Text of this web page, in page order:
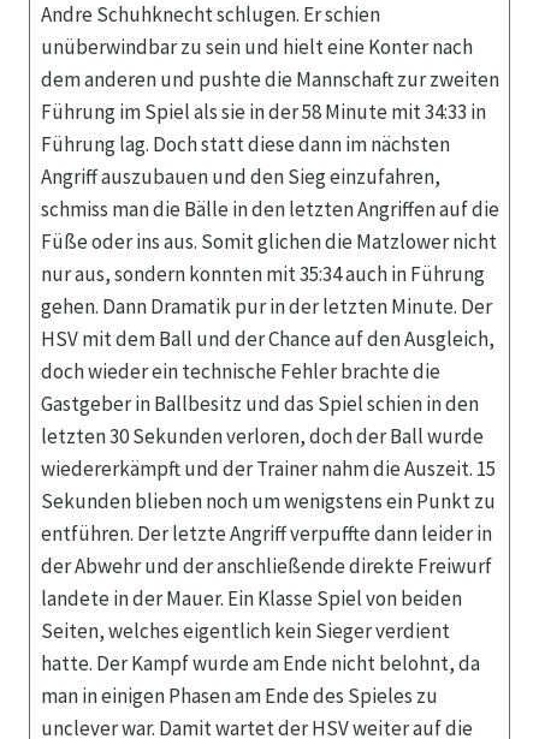
Andre Schuhknecht schlugen. Er schien
unüberwindbar zu sein und hielt eine Konter nach
dem anderen und pushte die Mannschaft zur zweiten
Führung im Spiel als sie in der 58 Minute mit 34:33 in
Führung lag. Doch statt diese dann im nächsten
Angriff auszubauen und den Sieg einzufahren,
schmiss man die Bälle in den letzten Angriffen auf die
Füße oder ins aus. Somit glichen die Matzlower nicht
nur aus, sondern konnten mit 35:34 auch in Führung
gehen. Dann Dramatik pur in der letzten Minute. Der
HSV mit dem Ball und der Chance auf den Ausgleich,
doch wieder ein technische Fehler brachte die
Gastgeber in Ballbesitz und das Spiel schien in den
letzten 30 Sekunden verloren, doch der Ball wurde
wiedererkämpft und der Trainer nahm die Auszeit. 15
Sekunden blieben noch um wenigstens ein Punkt zu
entführen. Der letzte Angriff verpuffte dann leider in
der Abwehr und der anschließende direkte Freiwurf
landete in der Mauer. Ein Klasse Spiel von beiden
Seiten, welches eigentlich kein Sieger verdient
hatte. Der Kampf wurde am Ende nicht belohnt, da
man in einigen Phasen am Ende des Spieles zu
unclever war. Damit wartet der HSV weiter auf die